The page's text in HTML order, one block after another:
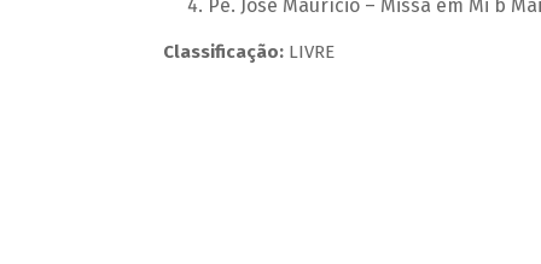
Pe. José Maurício – Missa em Mi b
Classificação:LIVRE